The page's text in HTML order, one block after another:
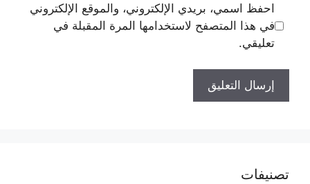
احفظ اسمي، بريدي الإلكتروني، والموقع الإلكتروني
في هذا المتصفح لاستخدامها المرة المقبلة في
تعليقي.
تصنيفات